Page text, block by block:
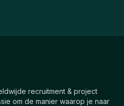
recruitment & project
om de manier waarop je naar